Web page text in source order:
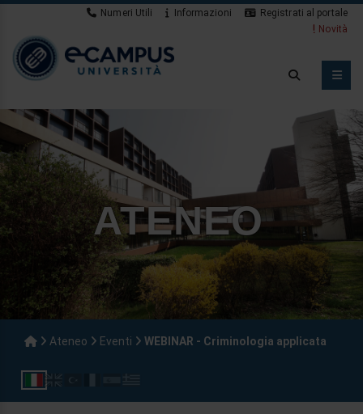
Numeri Utili Informazioni
Registrati al portale
Novità
ATENEO
Ateneo Eventi WEBINAR - Criminologia applicata